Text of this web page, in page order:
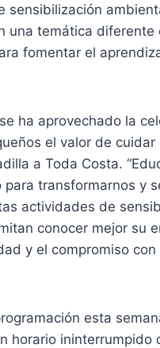
sensibilización
una temática
fomentar el
ha aprovechado la
el valor de
a Toda Costa.
transformarnos y
actividades de
conocer mejor su
y el compromiso
esta
horario ininterrumpido